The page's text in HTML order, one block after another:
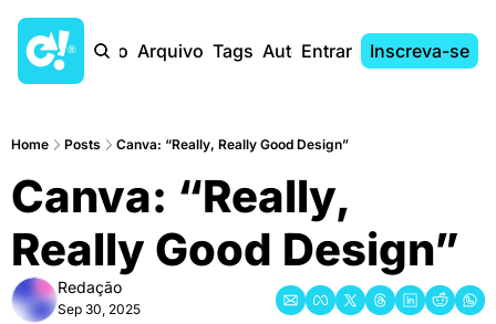
Início Arquivo Tags AutoresEntrar Inscreva-se
Home Posts Canva: “Really, Really Good Design”
Canva: “Really,
Really Good Design”
Redação
Sep 30, 2025